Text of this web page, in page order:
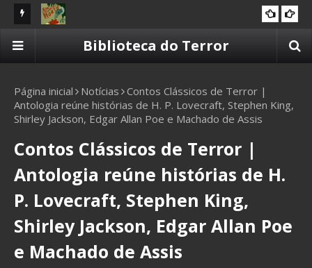
Biblioteca do Terror
Página inicial Notícias Contos Clássicos de Terror |
Antologia reúne histórias de H. P. Lovecraft, Stephen King,
Shirley Jackson, Edgar Allan Poe e Machado de Assis
Contos Clássicos de Terror |
Antologia reúne histórias de H.
P. Lovecraft, Stephen King,
Shirley Jackson, Edgar Allan Poe
e Machado de Assis